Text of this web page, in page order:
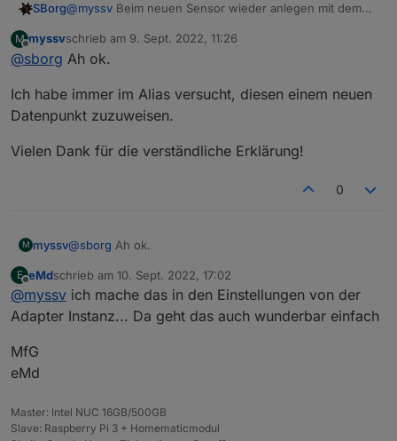
SBorg@myssv Beim neuen Sensor wieder anlegen mit dem
Sensor 1 (defekt)
ich.bin.Sensor.0.Temp --> als "Außentemperatur" im
ich.bin.derneue.0.Temp --> als "Außentemperatur" im
Linked Device
Deine VIS, Skripte, what else greifen ja nur pauschal auf
Aber einmalig muss man halt definieren wo er herkommt
M
Offline
myssvschrieb am 9. Sept. 2022, 11:26
zuletzt editiert von
@sborg Ah ok.
Ich habe immer im Alias versucht, diesen einem neuen
Datenpunkt zuzuweisen.
Vielen Dank für die verständliche Erklärung!
0
M myssv@sborg Ah ok.
Ich habe immer im Alias versucht, diesen einem neuen
Datenpunkt zuzuweisen.
Vielen Dank für die verständliche Erklärung!
E eMdschrieb am 10. Sept. 2022, 17:02
zuletzt editiert von
@myssv ich mache das in den Einstellungen von der
Adapter Instanz... Da geht das auch wunderbar einfach
MfG
eMd
Master: Intel NUC 16GB/500GB
Slave: Raspberry Pi 3 + Homematicmodul